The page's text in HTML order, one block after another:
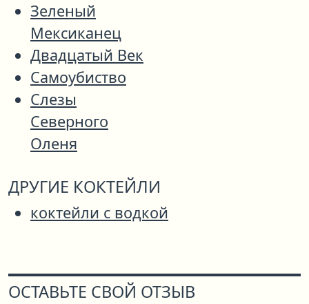
Зеленый
Мексиканец
Двадцатый Век
Самоубиство
Слезы
Северного
Оленя
ДРУГИЕ КОКТЕЙЛИ
коктейли с водкой
ОСТАВЬТЕ СВОЙ ОТЗЫВ